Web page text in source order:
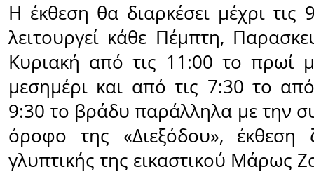
Η έκθεση θα διαρκέσει μέχρι τις
λειτουργεί κάθε Πέμπτη,
Κυριακή από τις 11:00 το πρωί
μεσημέρι και από τις 7:30 το
9:30 το βράδυ παράλληλα με την
όροφο της «Διεξόδου», έκθεση
γλυπτικής της εικαστικού Μάρως